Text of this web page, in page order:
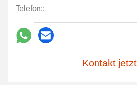
Telefon::
Kontakt jetzt